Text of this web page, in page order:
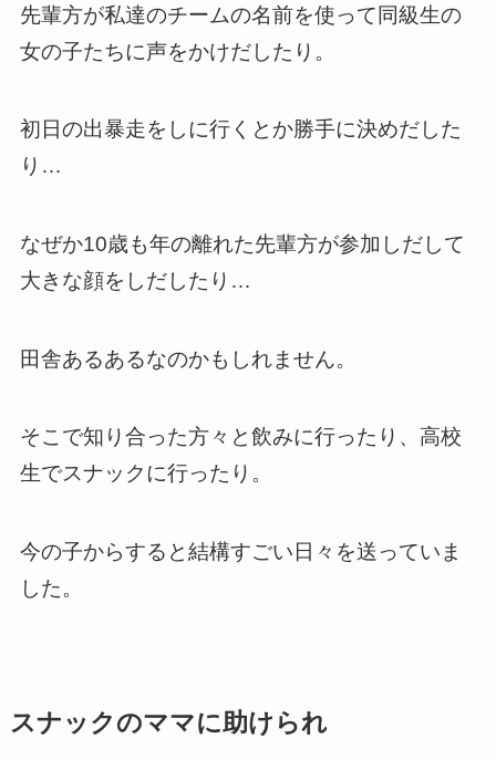
先輩方が私達のチームの名前を使って同級生の
女の子たちに声をかけだしたり。
初日の出暴走をしに行くとか勝手に決めだした
り…
なぜか10歳も年の離れた先輩方が参加しだして
大きな顔をしだしたり…
田舎あるあるなのかもしれません。
そこで知り合った方々と飲みに行ったり、高校
生でスナックに行ったり。
今の子からすると結構すごい日々を送っていま
した。
スナックのママに助けられ